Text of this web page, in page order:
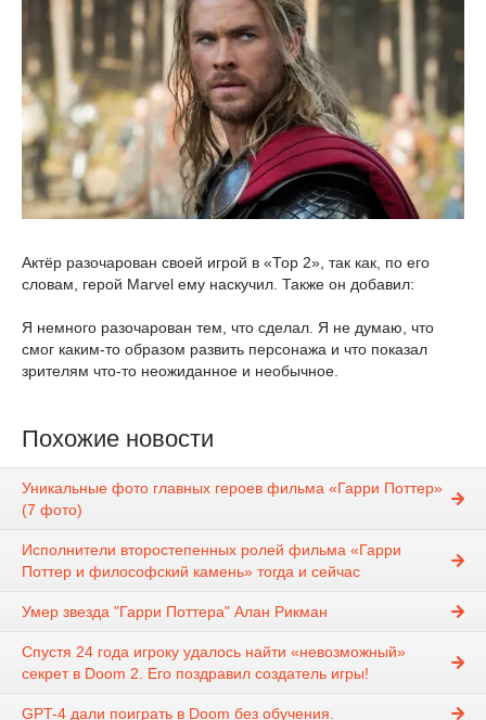
Актёр разочарован своей игрой в «Тор 2», так как, по его
словам, герой Marvel ему наскучил. Также он добавил:
Я немного разочарован тем, что сделал. Я не думаю, что
смог каким-то образом развить персонажа и что показал
зрителям что-то неожиданное и необычное.
Похожие новости
Уникальные фото главных героев фильма «Гарри Поттер»
(7 фото)
Исполнители второстепенных ролей фильма «Гарри
Поттер и философский камень» тогда и сейчас
Умер звезда "Гарри Поттера" Алан Рикман
Спустя 24 года игроку удалось найти «невозможный»
cекрет в Doom 2. Его поздравил создатель игры!
GPT-4 дали поиграть в Doom без обучения.